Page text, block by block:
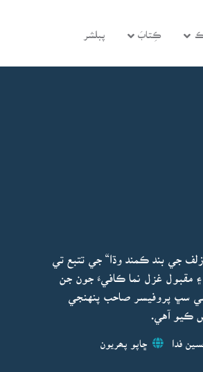
ڪِتابَ پبلشر
جي بند ڪمند وڌا“ جي تتبع تي
مقبول غزل نما ڪافيءَ جون جن
سڀ پروفيسر صاحب پنهنجي
ڪيو آهي.
فدا ڇاپو پھريون